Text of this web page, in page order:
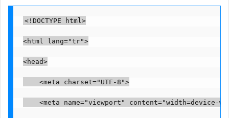
<!DOCTYPE html>
<html lang="tr">
<head>
    <meta charset="UTF-8">
<meta name="viewport" content="width=device-